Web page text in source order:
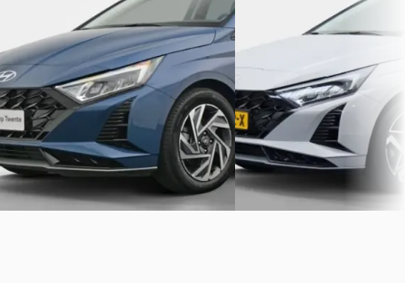
Marktconform
2025 · 16.844 km · Benzine ·
Handgeschakeld
Autogroep Twente Almelo ·
Harbrinkhoek
4,8(392)
Bekijk aanbieding →
Vergelijk
Automaat
Autogroep Twente Almelo
Harbrinkhoek 4,8 392
Bekijk aanbieding →
Vergelijk